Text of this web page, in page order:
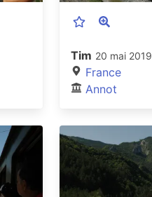
Tim 20 mai 2019
France
Annot